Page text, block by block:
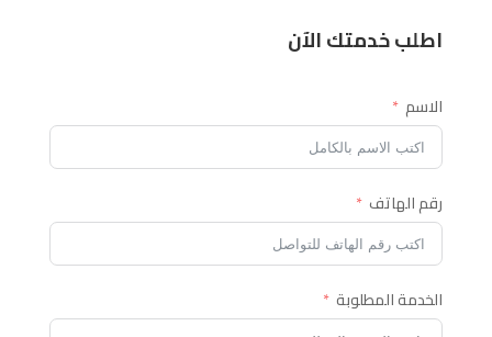
اطلب خدمتك الآن
الاسم
رقم الهاتف
الخدمة المطلوبة